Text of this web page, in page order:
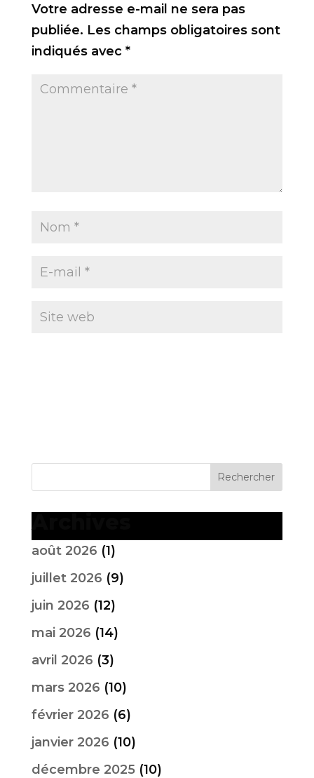
Votre adresse e-mail ne sera pas
publiée. Les champs obligatoires sont
indiqués avec *
Archives
août 2026 (1)
juillet 2026 (9)
juin 2026 (12)
mai 2026 (14)
avril 2026 (3)
mars 2026 (10)
février 2026 (6)
janvier 2026 (10)
décembre 2025(10)